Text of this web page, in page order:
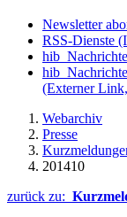
Newsletter
RSS-Dienste
(Externer
Webarchiv
Presse
201410
zurück zu: